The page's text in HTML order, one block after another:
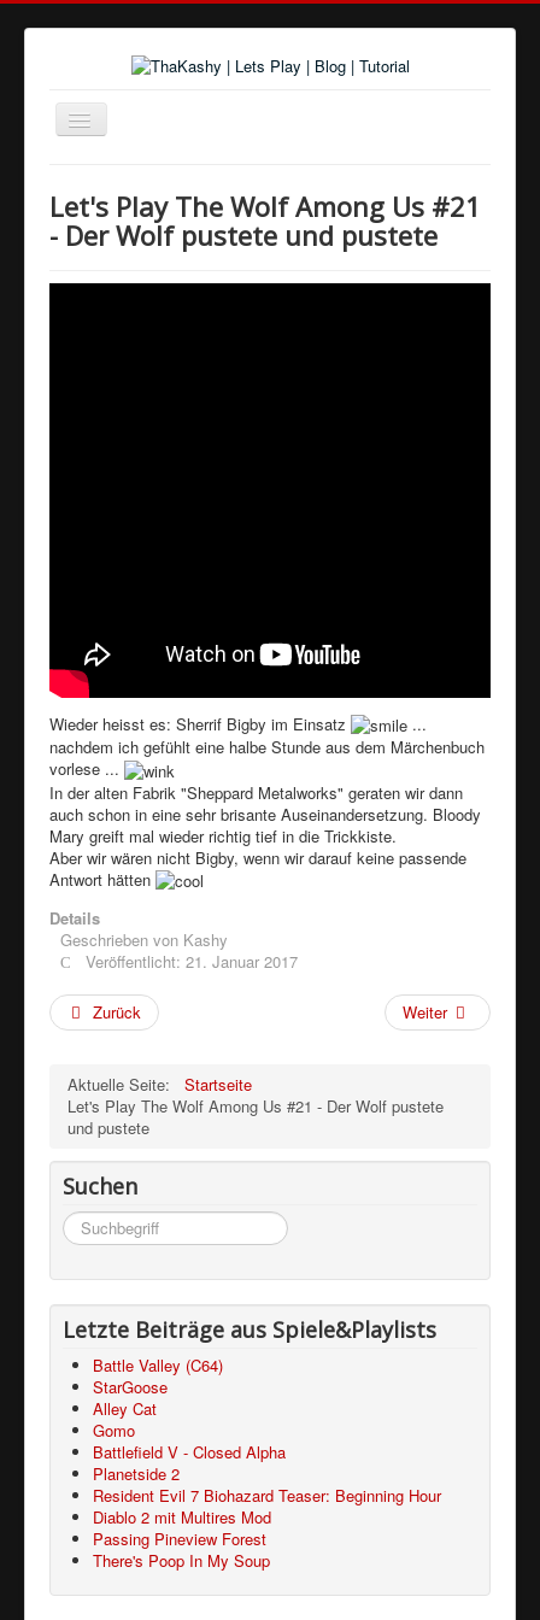
Navigation
an/aus
Über uns
Let's Play The Wolf Among Us #21
- Der Wolf pustete und pustete
Wieder heisst es: Sherrif Bigby im Einsatz
...
nachdem ich gefühlt eine halbe Stunde aus dem Märchenbuch
vorlese ...
In der alten Fabrik "Sheppard Metalworks" geraten wir dann
auch schon in eine sehr brisante Auseinandersetzung. Bloody
Mary greift mal wieder richtig tief in die Trickkiste.
Aber wir wären nicht Bigby, wenn wir darauf keine passende
Antwort hätten
Details
Geschrieben von Kashy
Veröffentlicht: 21. Januar 2017
Zurück Weiter
Aktuelle Seite:
Startseite
Let's Play The Wolf Among Us #21 - Der Wolf pustete
und pustete
Suchen
Suchen
...
Letzte Beiträge aus Spiele&Playlists
Battle Valley (C64)
StarGoose
Alley Cat
Gomo
Battlefield V - Closed Alpha
Planetside 2
Resident Evil 7 Biohazard Teaser: Beginning Hour
Diablo 2 mit Multires Mod
Passing Pineview Forest
There's Poop In My Soup